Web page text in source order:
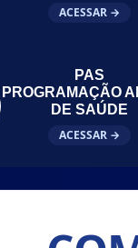
ACESSAR →
PAS
PROGRAMAÇÃO
DE SAÚDE
ACESSAR →